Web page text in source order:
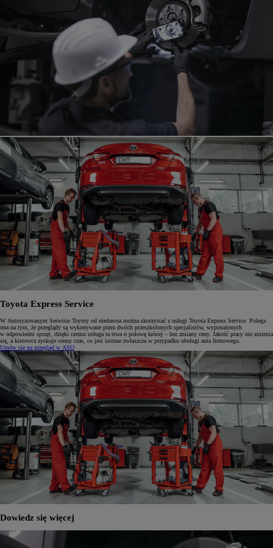
Toyota Express Service
W Autoryzowanym Serwisie Toyoty od niedawna można skorzystać z usługi Toyota Express Service. Polega
ona na tym, że przeglądy są wykonywane przez dwóch przeszkolonych specjalistów, wyposażonych
w odpowiedni sprzęt, dzięki czemu usługa ta trwa o połowę krócej – bez zmiany ceny. Jakość pracy nie zmienia
się, a kierowca zyskuje cenny czas, co jest istotne zwłaszcza w przypadku obsługi auta firmowego.
Umów się na przegląd w ASO
Dowiedz się więcej